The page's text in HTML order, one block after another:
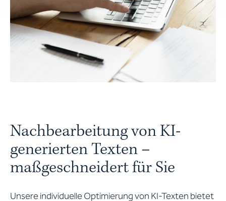
Nachbearbeitung von KI-
generierten Texten –
maßgeschneidert für Sie
Unsere individuelle Optimierung von KI-Texten bietet